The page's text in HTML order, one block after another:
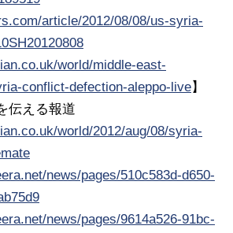
article/2012/08/08/us-syria-
world/middle-east-
conflict-defection-aleppo-live】
伝える報道
world/2012/aug/08/syria-
news/pages/510c583d-d650-
news/pages/9614a526-91bc-